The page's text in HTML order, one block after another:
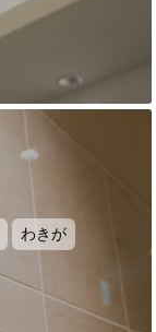
わきが